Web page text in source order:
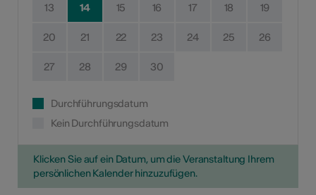
13 14 15 16 17 18 19
20 21 22 23 24 25 26
27 28 29 30
Durchführungsdatum
Kein Durchführungsdatum
Klicken Sie auf ein Datum, um die Veranstaltung Ihrem
persönlichen Kalender hinzuzufügen.